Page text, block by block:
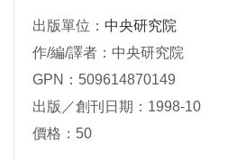
出版單位： 中央研究院
作/編/譯者：中央研究院
GPN：509614870149
出版／創刊日期：1998-10
價格：50